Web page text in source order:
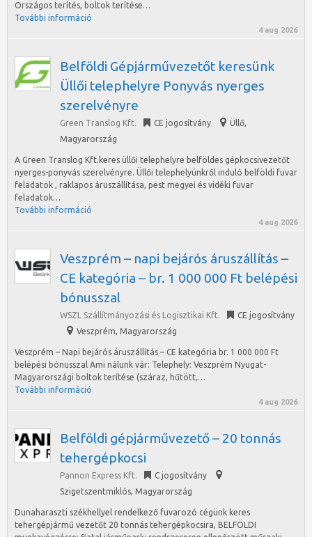
Országos terítés, boltok terítése…
További információ
4 aug 2026
Belföldi Gépjárművezetőt keresünk
Üllői telephelyre Ponyvás nyerges
szerelvényre
Green Translog Kft. CE jogosítvány Üllő,
Magyarország
A Green Translog Kft.keres üllői telephelyre belföldes gépkocsivezetőt
nyerges-ponyvás szerelvényre. Üllői telephelyünkről induló belföldi fuvar
feladatok , raklapos áruszállítása, pest megyei és vidéki fuvar
feladatok…
További információ
4 aug 2026
Veszprém – napi bejárós áruszállítás –
CE kategória – br. 1 000 000 Ft belépési
bónusszal
WSZL Szállítmányozási és Logisztikai Kft.
CE jogosítvány
Veszprém, Magyarország
Veszprém – Napi bejárós áruszállítás – CE kategória br. 1 000 000 Ft
belépési bónusszal Ami nálunk vár: Telephely: Veszprém Nyugat-
Magyarországi boltok terítése (száraz, hűtött,…
További információ
4 aug 2026
Belföldi gépjárművezető – 20 tonnás
tehergépkocsi
Pannon Express Kft.
C jogosítvány
Szigetszentmiklós, Magyarország
Dunaharaszti székhellyel rendelkező fuvarozó cégünk keres
tehergépjármű vezetőt 20 tonnás tehergépkocsira, BELFÖLDI